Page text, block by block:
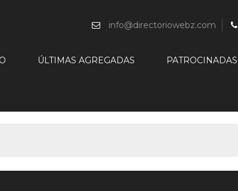
info@directoriowebz.com
ÚLTIMAS AGREGADAS PATROCINADAS